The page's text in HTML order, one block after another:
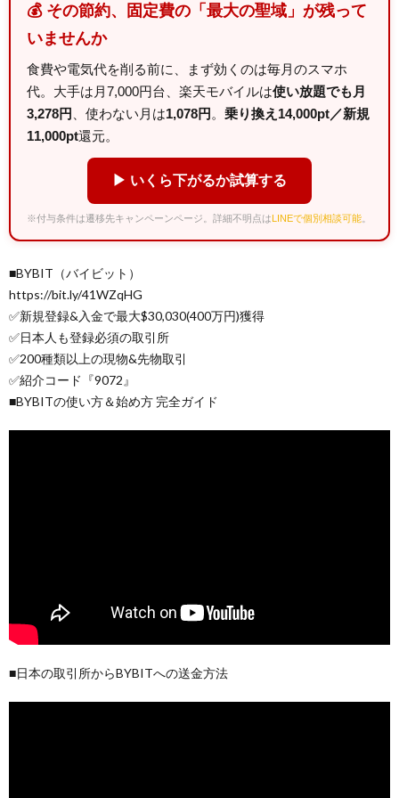
💰 その節約、固定費の「最大の聖域」が残って
いませんか
食費や電気代を削る前に、まず効くのは毎月のスマホ
代。大手は月7,000円台、楽天モバイルは使い放題でも月
3,278円
、使わない月は1,078円 。 乗り換え14,000pt／新規
11,000pt還元。
▶ いくら下がるか試算する
※付与条件は遷移先キャンペーンページ。詳細不明点はLINEで個別相談可能
■BYBIT（バイビット）
https://bit.ly/41WZqHG
✅新規登録&入金で最大$30,030(400万円)獲得
✅日本人も登録必須の取引所
✅200種類以上の現物&先物取引
✅紹介コード『9072』
■BYBITの使い方＆始め方 完全ガイド
■日本の取引所からBYBITへの送金方法